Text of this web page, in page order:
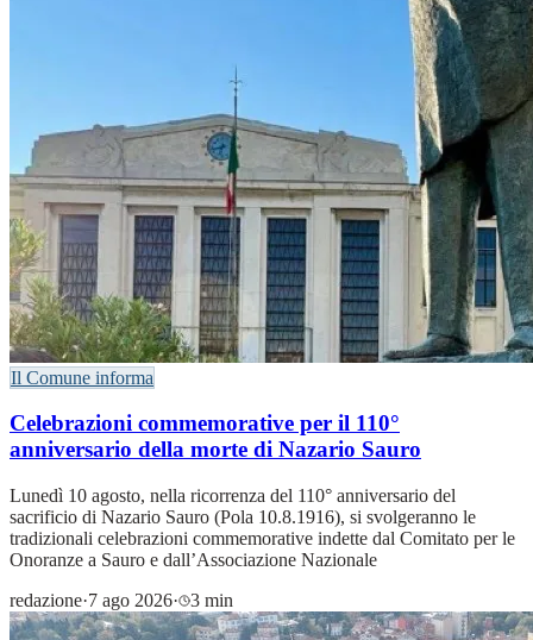
Il Comune informa
Celebrazioni commemorative per il 110°
anniversario della morte di Nazario Sauro
Lunedì 10 agosto, nella ricorrenza del 110° anniversario del
sacrificio di Nazario Sauro (Pola 10.8.1916), si svolgeranno le
tradizionali celebrazioni commemorative indette dal Comitato per le
Onoranze a Sauro e dall’Associazione Nazionale
redazione·7 ago 2026· 3 min